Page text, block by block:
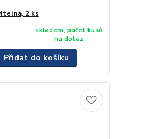
2 ks
skladem, počet kusů
na dotaz
Přidat do košíku